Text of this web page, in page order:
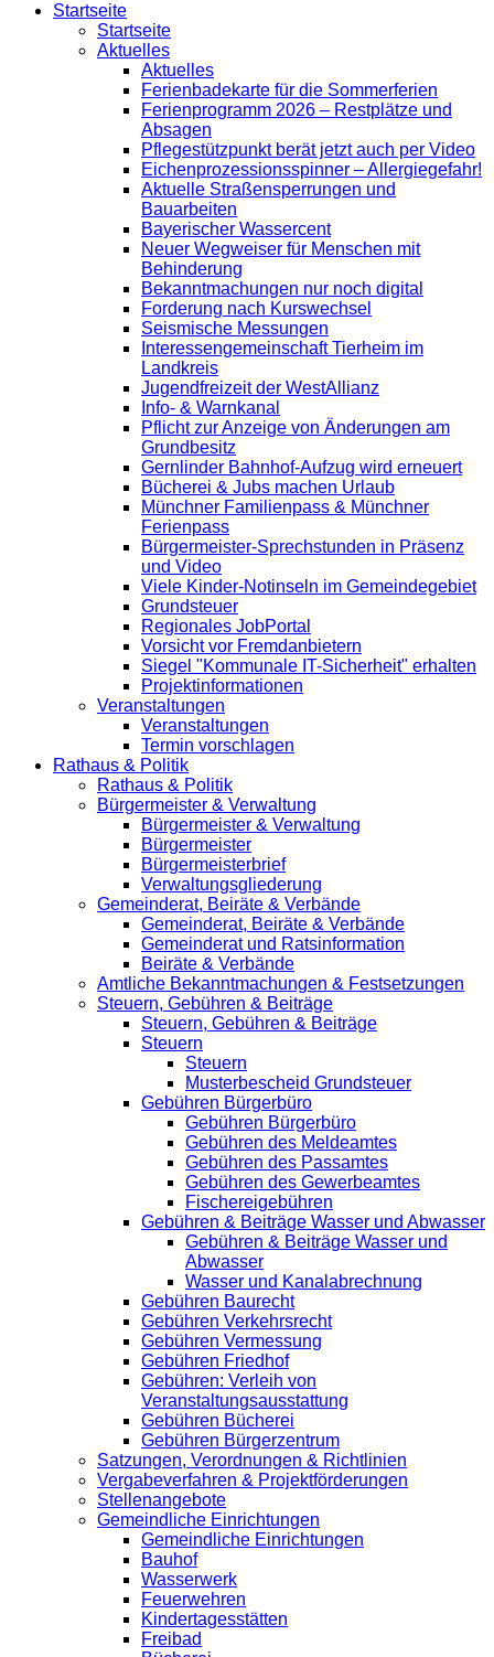
Startseite
Startseite
Aktuelles
Aktuelles
Ferienbadekarte für die Sommerferien
Ferienprogramm 2026 – Restplätze und
Absagen
Pflegestützpunkt berät jetzt auch per Video
Eichenprozessionsspinner – Allergiegefahr!
Aktuelle Straßensperrungen und
Bauarbeiten
Bayerischer Wassercent
Neuer Wegweiser für Menschen mit
Behinderung
Bekanntmachungen nur noch digital
Forderung nach Kurswechsel
Seismische Messungen
Interessengemeinschaft Tierheim im
Landkreis
Jugendfreizeit der WestAllianz
Info- & Warnkanal
Pflicht zur Anzeige von Änderungen am
Grundbesitz
Gernlinder Bahnhof-Aufzug wird erneuert
Bücherei & Jubs machen Urlaub
Münchner Familienpass & Münchner
Ferienpass
Bürgermeister-Sprechstunden in Präsenz
und Video
Viele Kinder-Notinseln im Gemeindegebiet
Grundsteuer
Regionales JobPortal
Vorsicht vor Fremdanbietern
Siegel "Kommunale IT-Sicherheit" erhalten
Projektinformationen
Veranstaltungen
Veranstaltungen
Termin vorschlagen
Rathaus & Politik
Rathaus & Politik
Bürgermeister & Verwaltung
Bürgermeister & Verwaltung
Bürgermeister
Bürgermeisterbrief
Verwaltungsgliederung
Gemeinderat, Beiräte & Verbände
Gemeinderat, Beiräte & Verbände
Gemeinderat und Ratsinformation
Beiräte & Verbände
Amtliche Bekanntmachungen & Festsetzungen
Steuern, Gebühren & Beiträge
Steuern, Gebühren & Beiträge
Steuern
Steuern
Musterbescheid Grundsteuer
Gebühren Bürgerbüro
Gebühren Bürgerbüro
Gebühren des Meldeamtes
Gebühren des Passamtes
Gebühren des Gewerbeamtes
Fischereigebühren
Gebühren & Beiträge Wasser und Abwasser
Gebühren & Beiträge Wasser und
Abwasser
Wasser und Kanalabrechnung
Gebühren Baurecht
Gebühren Verkehrsrecht
Gebühren Vermessung
Gebühren Friedhof
Gebühren: Verleih von
Veranstaltungsausstattung
Gebühren Bücherei
Gebühren Bürgerzentrum
Satzungen, Verordnungen & Richtlinien
Vergabeverfahren & Projektförderungen
Stellenangebote
Gemeindliche Einrichtungen
Gemeindliche Einrichtungen
Bauhof
Wasserwerk
Feuerwehren
Kindertagesstätten
Freibad